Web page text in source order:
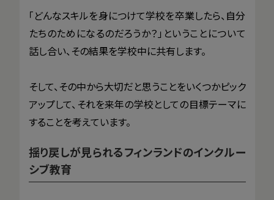
「どんなスキルを身につけて学校を卒業したら、自分
たちのためになるのだろうか？」ということについて
話し合い、その結果を学校中に共有します。
そして、その中から大切だと思うことをいくつかピック
アップして、それを来年の学校としての目標テーマに
することを考えています。
揺り戻しが見られるフィンランドのインクルー
シブ教育